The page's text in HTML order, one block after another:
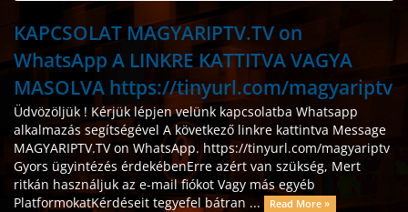
KAPCSOLAT MAGYARIPTV.TV on
WhatsApp A LINKRE KATTITVA VAGYA
MASOLVA https://tinyurl.com/magyariptv
Üdvözöljük ! Kérjük lépjen velünk kapcsolatba Whatsapp
alkalmazás segítségével A következő linkre kattintva Message
MAGYARIPTV.TV on WhatsApp. https://tinyurl.com/magyariptv
Gyors ügyintézés érdekébenErre azért van szükség, Mert
ritkán használjuk az e-mail fiókot Vagy más egyéb
PlatformokatKérdéseit tegyefel bátran ...
Read More »